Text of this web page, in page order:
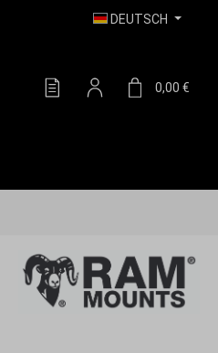
DEUTSCH
DU HAST 0 PRODUKTE
0,00 €